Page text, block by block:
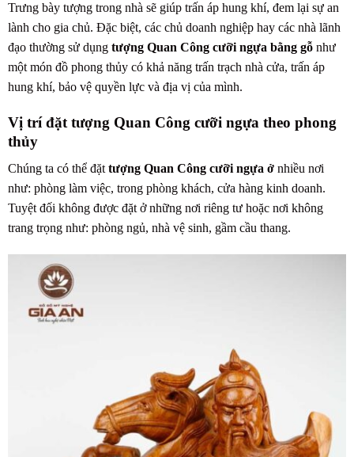
Trưng bày tượng trong nhà sẽ giúp trấn áp hung khí, đem lại sự an
lành cho gia chủ. Đặc biệt, các chủ doanh nghiệp hay các nhà lãnh
đạo thường sử dụng tượng Quan Công cưỡi ngựa bằng gỗ như
một món đồ phong thủy có khả năng trấn trạch nhà cửa, trấn áp
hung khí, bảo vệ quyền lực và địa vị của mình.
Vị trí đặt tượng Quan Công cưỡi ngựa theo phong
thủy
Chúng ta có thể đặttượng Quan Công cưỡi ngựa ở nhiều nơi
như: phòng làm việc, trong phòng khách, cửa hàng kinh doanh.
Tuyệt đối không được đặt ở những nơi riêng tư hoặc nơi không
trang trọng như: phòng ngủ, nhà vệ sinh, gầm cầu thang.